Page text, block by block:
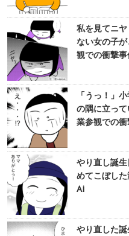
私を見てニ
ない女の子
観での衝撃
「うっ！」
の隅に立っ
業参観での
やり直し誕
めてこぼし
Ai
やり直した